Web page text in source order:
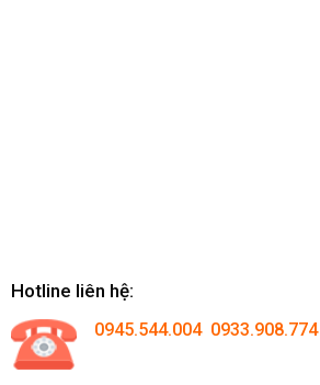
Hotline liên hệ:
0945.544.004 0933.908.774